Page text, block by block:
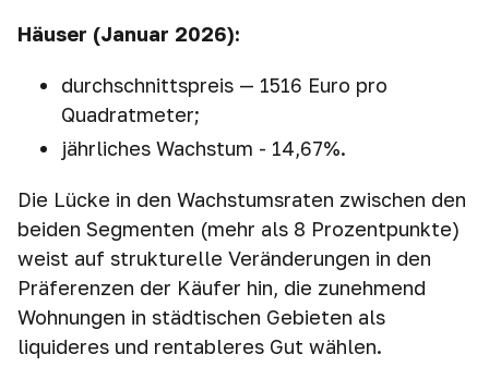
Häuser (Januar 2026):
durchschnittspreis — 1516 Euro pro
Quadratmeter;
jährliches Wachstum - 14,67%.
Die Lücke in den Wachstumsraten zwischen den
beiden Segmenten (mehr als 8 Prozentpunkte)
weist auf strukturelle Veränderungen in den
Präferenzen der Käufer hin, die zunehmend
Wohnungen in städtischen Gebieten als
liquideres und rentableres Gut wählen.